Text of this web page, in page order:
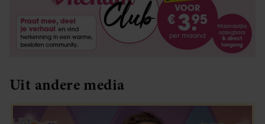
Uit andere media